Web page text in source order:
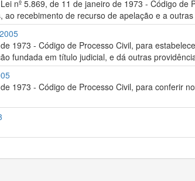
nº 5.869, de 11 de janeiro de 1973 - Código
recebimento de recurso de apelação e a
1973 - Código de Processo Civil, para
fundada em título judicial, e dá outras
1973 - Código de Processo Civil, para conferir